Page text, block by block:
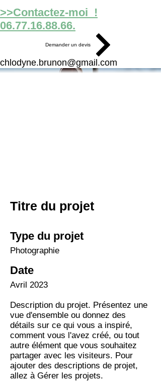
>>Contactez-moi !
06.77.16.88.66.
Demander un devis
chlodyne.brunon@gmail.com
Titre du projet
Type du projet
Photographie
Date
Avril 2023
Description du projet. Présentez une
vue d'ensemble ou donnez des
détails sur ce qui vous a inspiré,
comment vous l'avez créé, ou tout
autre élément que vous souhaitez
partager avec les visiteurs. Pour
ajouter des descriptions de projet,
allez à Gérer les projets.